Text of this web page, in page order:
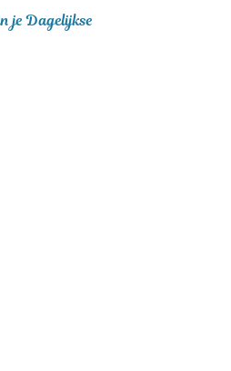
je Dagelijkse